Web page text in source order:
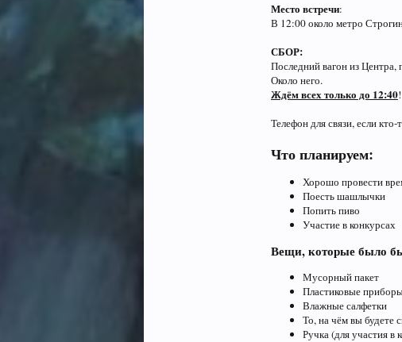
Место встречи:
В 12:00 около метро
СБОР:
Последний вагон из Центра,
Около него.
Ждём всех только до 12:40!
Телефон для связи, если кто-
Что планируем:
Хорошо провести
Поесть шашлычки
Попить пиво
Участие в конкурсах
Вещи, которые было
Мусорный пакет
Пластиковые
Влажные салфетки
То, на чём вы будете
Ручка (для участия в